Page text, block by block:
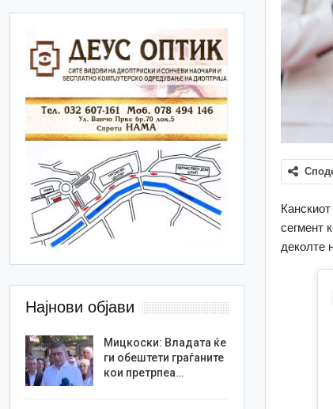
сегмент
деколте
Најнови објави
Мицкоски: Владата ќе
ги обештети граѓаните
кои претрпеа…